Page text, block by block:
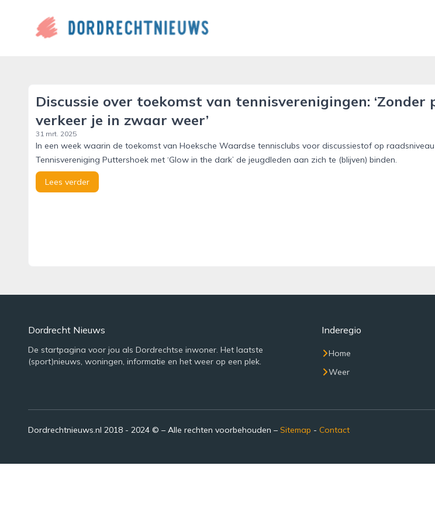
dordrechtnieuws.nl
Discussie over toekomst van tennisverenigingen: ‘Zonder
verkeer je in zwaar weer’
31 mrt. 2025
In een week waarin de toekomst van Hoeksche Waardse tennisclubs voor discussiestof op
Tennisvereniging Puttershoek met ‘Glow in the dark’ de jeugdleden aan zich te (blijven) binden.
Lees verder
Dordrecht Nieuws
De startpagina voor jou als Dordrechtse inwoner. Het laatste
(sport)nieuws, woningen, informatie en het weer op een plek.
Inderegio
Home
Weer
Dordrechtnieuws.nl 2018 - 2024 © – Alle rechten voorbehouden – Sitemap - Contact